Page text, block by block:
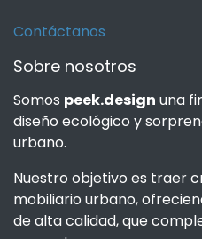
Contáctanos
Sobre nosotros
Somos peek.design una
diseño ecológico y
urbano.
Nuestro objetivo es traer
mobiliario urbano,
de alta calidad, que